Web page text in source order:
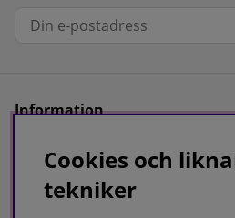
Information
Kvalitetspolicy
Köpvillkor
Cookies och
tekniker